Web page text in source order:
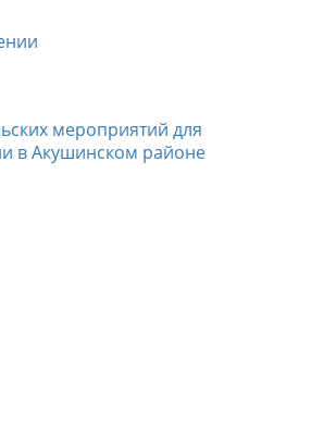
мероприятий для
в Акушинском районе